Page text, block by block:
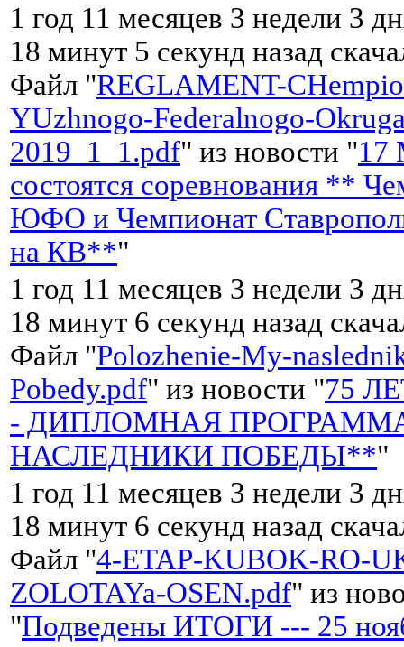
1 год 11 месяцев 3 недели 3
18 минут 5 секунд назад
Файл "REGLAMENT-
YUzhnogo-Federalnogo-
2019_1_1.pdf" из новости "17
состоятся соревнования **
ЮФО и Чемпионат
на КВ**"
1 год 11 месяцев 3 недели 3
18 минут 6 секунд назад
Файл "Polozhenie-My-
Pobedy.pdf" из новости "75
- ДИПЛОМНАЯ
НАСЛЕДНИКИ ПОБЕДЫ**"
1 год 11 месяцев 3 недели 3
18 минут 6 секунд назад
Файл "4-ETAP-KUBOK-RO-
ZOLOTAYa-OSEN.pdf" из
"Подведены ИТОГИ --- 25